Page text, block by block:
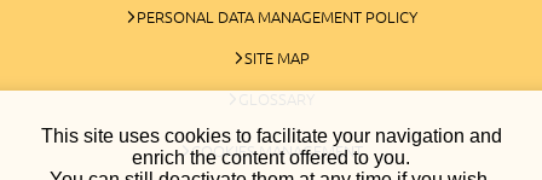
This site uses cookies to facilitate your navigation and
enrich the content offered to you.
PERSONAL DATA MANAGEMENT POLICY
SITE MAP
GLOSSARY
COOKIES MANAGEMENT